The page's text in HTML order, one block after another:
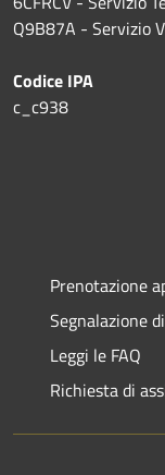
Q9B87A - Servizio
Codice IPA
c_c938
Prenotazione
Segnalazione
Leggi le FAQ
Richiesta di